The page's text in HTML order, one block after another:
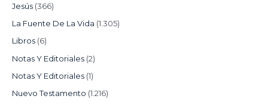
Jesús (366)
La Fuente De La Vida (1.305)
Libros (6)
Notas Y Editoriales (2)
Notas Y Editoriales (1)
Nuevo Testamento (1.216)